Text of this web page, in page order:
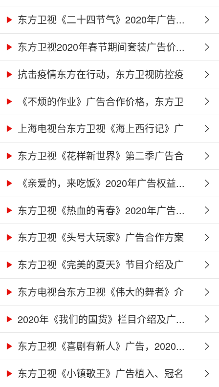
东...东方卫视《二十四节气》2020年广告...
东方卫视2020年春节期间套装广告价...
抗击疫情东方在行动，东方卫视防控疫
情...《不烦的作业》广告合作价格，东方卫
视...上海电视台东方卫视《海上西行记》广
告...东方卫视《花样新世界》第二季广告合
作...《亲爱的，来吃饭》2020年广告权益...
东方卫视《热血的青春》2020年广告...
东方卫视《头号大玩家》广告合作方案
东方卫视《完美的夏天》节目介绍及广
告...东方电视台东方卫视《伟大的舞者》介
绍...2020年《我们的国货》栏目介绍及广...
东方卫视《喜剧有新人》广告，2020...
东方卫视《小镇歌王》广告植入、冠名